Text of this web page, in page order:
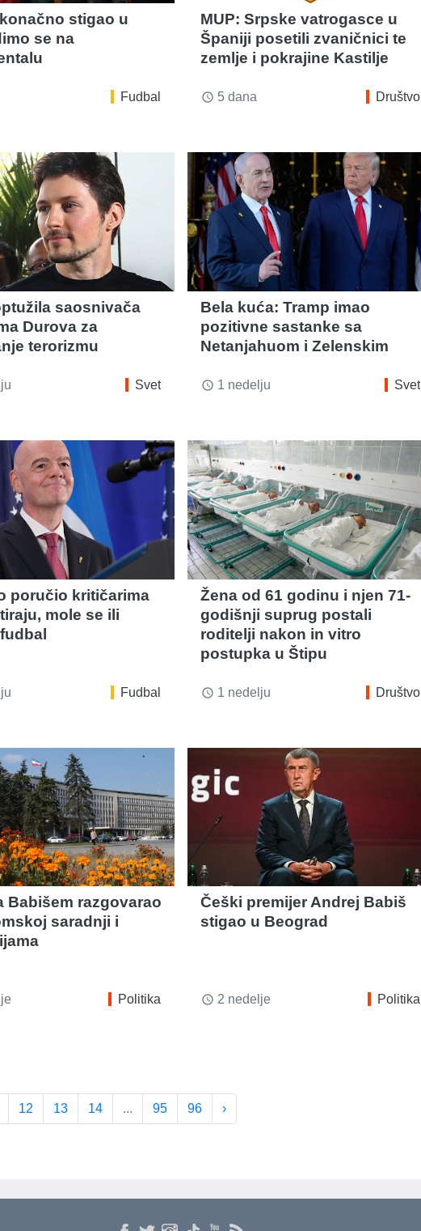
stigao u
se na
Fudbal
MUP: Srpske vatrogasce u
Španiji posetili zvaničnici te
zemlje i pokrajine Kastilje
access_time 5 dana Društvo
saosnivača
Durova za
terorizmu
Svet
Bela kuća: Tramp imao
pozitivne sastanke sa
Netanjahuom i Zelenskim
access_time 1 nedelju Svet
poručio kritičarima
mole se ili
Fudbal
Žena od 61 godinu i njen 71-
godišnji suprug postali
roditelji nakon in vitro
postupka u Štipu
access_time 1 nedelju Društvo
Babišem razgovarao
saradnji i
Politika
Češki premijer Andrej Babiš
stigao u Beograd
access_time 2 nedelje Politika
12 13 14 ... 95 96 ›